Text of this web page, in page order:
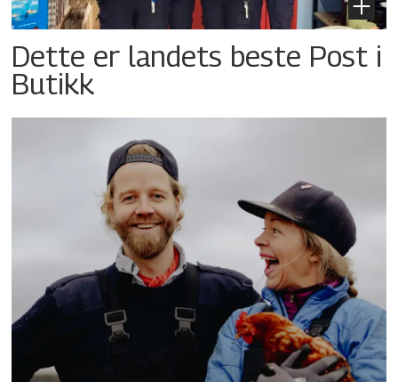
Dette er landets beste Post i
Butikk